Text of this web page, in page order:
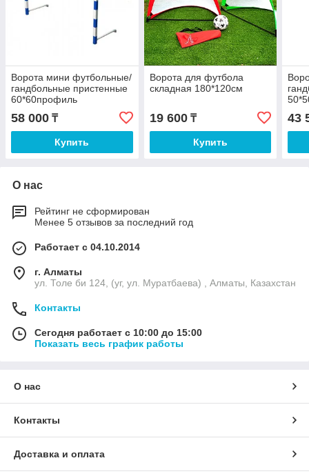
Ворота мини футбольные/
гандбольные пристенные
60*60профиль
58 000 ₸
Купить
Ворота для футбола
складная 180*120см
19 600₸
Купить
43
О нас
Рейтинг не сформирован
Менее 5 отзывов за последний год
Работает с 04.10.2014
г. Алматы
ул. Толе би 124, (уг, ул. Муратбаева) , Алматы, Казахстан
Контакты
Сегодня работает с 10:00 до 15:00
Показать весь график работы
О нас
Контакты
Доставка и оплата